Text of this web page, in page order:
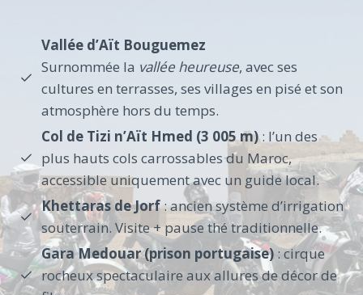
Vallée d’Aït Bouguemez
Surnommée la vallée heureuse, avec ses
cultures en terrasses, ses villages en pisé et son
atmosphère hors du temps.
Col de Tizi n’Aït Hmed (3 005 m): l’un des
plus hauts cols carrossables du Maroc,
accessible uniquement avec un guide local.
Khettaras de Jorf: ancien système d’irrigation
souterrain. Visite + pause thé traditionnelle.
Gara Medouar (prison portugaise) : cirque
rocheux spectaculaire aux allures de décor de